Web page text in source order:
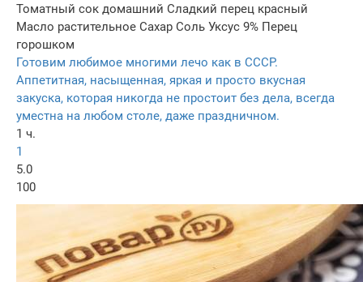
Томатный сок домашний Сладкий перец красный
Масло растительное Сахар Соль Уксус 9% Перец
горошком
Готовим любимое многими лечо как в СССР.
Аппетитная, насыщенная, яркая и просто вкусная
закуска, которая никогда не простоит без дела, всегда
уместна на любом столе, даже праздничном.
1 ч.
1
5.0
100